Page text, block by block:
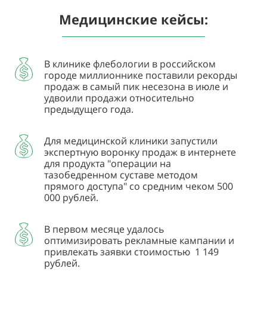
Медицинские кейсы:
В клинике флебологии в российском
городе миллионнике поставили рекорды
продаж в самый пик несезона в июле и
удвоили продажи относительно
предыдущего года.
Для медицинской клиники запустили
экспертную воронку продаж в интернете
для продукта "операции на
тазобедренном суставе методом
прямого доступа" со средним чеком 500
000 рублей.
В первом месяце удалось
оптимизировать рекламные кампании и
привлекать заявки стоимостью 1 149
рублей.